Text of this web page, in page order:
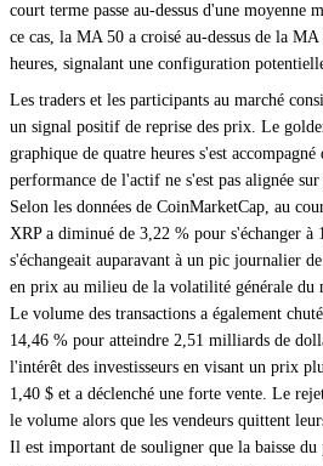
court terme passe au-dessus d'une moyenne
ce cas, la MA 50 a croisé au-dessus de la
heures, signalant une configuration
Les traders et les participants au marché
un signal positif de reprise des prix. Le
graphique de quatre heures s'est
performance de l'actif ne s'est pas alignée
Selon les données de CoinMarketCap, au
XRP a diminué de 3,22 % pour s'échanger à
s'échangeait auparavant à un pic journalier
en prix au milieu de la volatilité générale du
Le volume des transactions a également
14,46 % pour atteindre 2,51 milliards de
l'intérêt des investisseurs en visant un prix
1,40 $ et a déclenché une forte vente. Le
le volume alors que les vendeurs quittent
Il est important de souligner que la baisse